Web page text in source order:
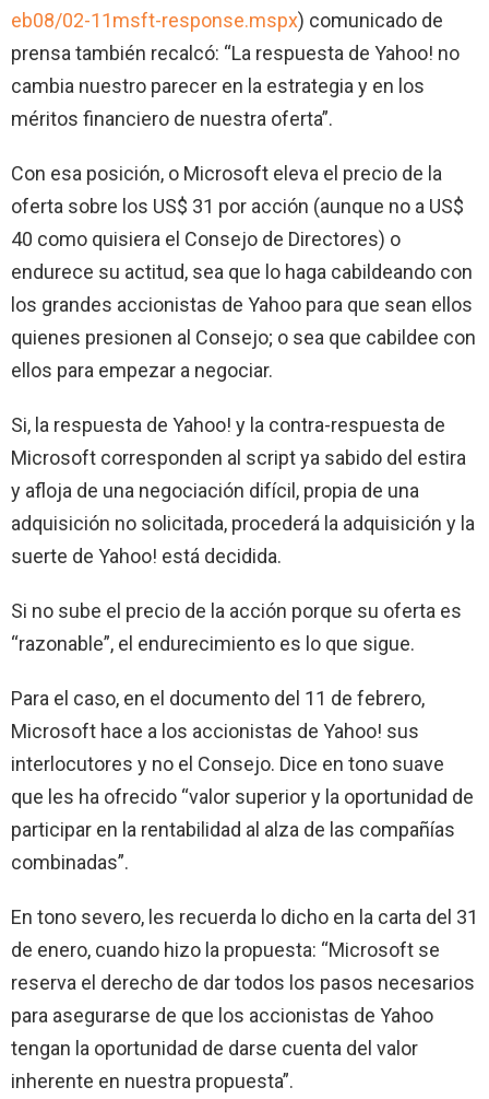
eb08/02-11msft-response.mspx) comunicado de
prensa también recalcó: “La respuesta de Yahoo! no
cambia nuestro parecer en la estrategia y en los
méritos financiero de nuestra oferta”.
Con esa posición, o Microsoft eleva el precio de la
oferta sobre los US$ 31 por acción (aunque no a US$
40 como quisiera el Consejo de Directores) o
endurece su actitud, sea que lo haga cabildeando con
los grandes accionistas de Yahoo para que sean ellos
quienes presionen al Consejo; o sea que cabildee con
ellos para empezar a negociar.
Si, la respuesta de Yahoo! y la contra-respuesta de
Microsoft corresponden al script ya sabido del estira
y afloja de una negociación difícil, propia de una
adquisición no solicitada, procederá la adquisición y la
suerte de Yahoo! está decidida.
Si no sube el precio de la acción porque su oferta es
“razonable”, el endurecimiento es lo que sigue.
Para el caso, en el documento del 11 de febrero,
Microsoft hace a los accionistas de Yahoo! sus
interlocutores y no el Consejo. Dice en tono suave
que les ha ofrecido “valor superior y la oportunidad de
participar en la rentabilidad al alza de las compañías
combinadas”.
En tono severo, les recuerda lo dicho en la carta del 31
de enero, cuando hizo la propuesta: “Microsoft se
reserva el derecho de dar todos los pasos necesarios
para asegurarse de que los accionistas de Yahoo
tengan la oportunidad de darse cuenta del valor
inherente en nuestra propuesta”.